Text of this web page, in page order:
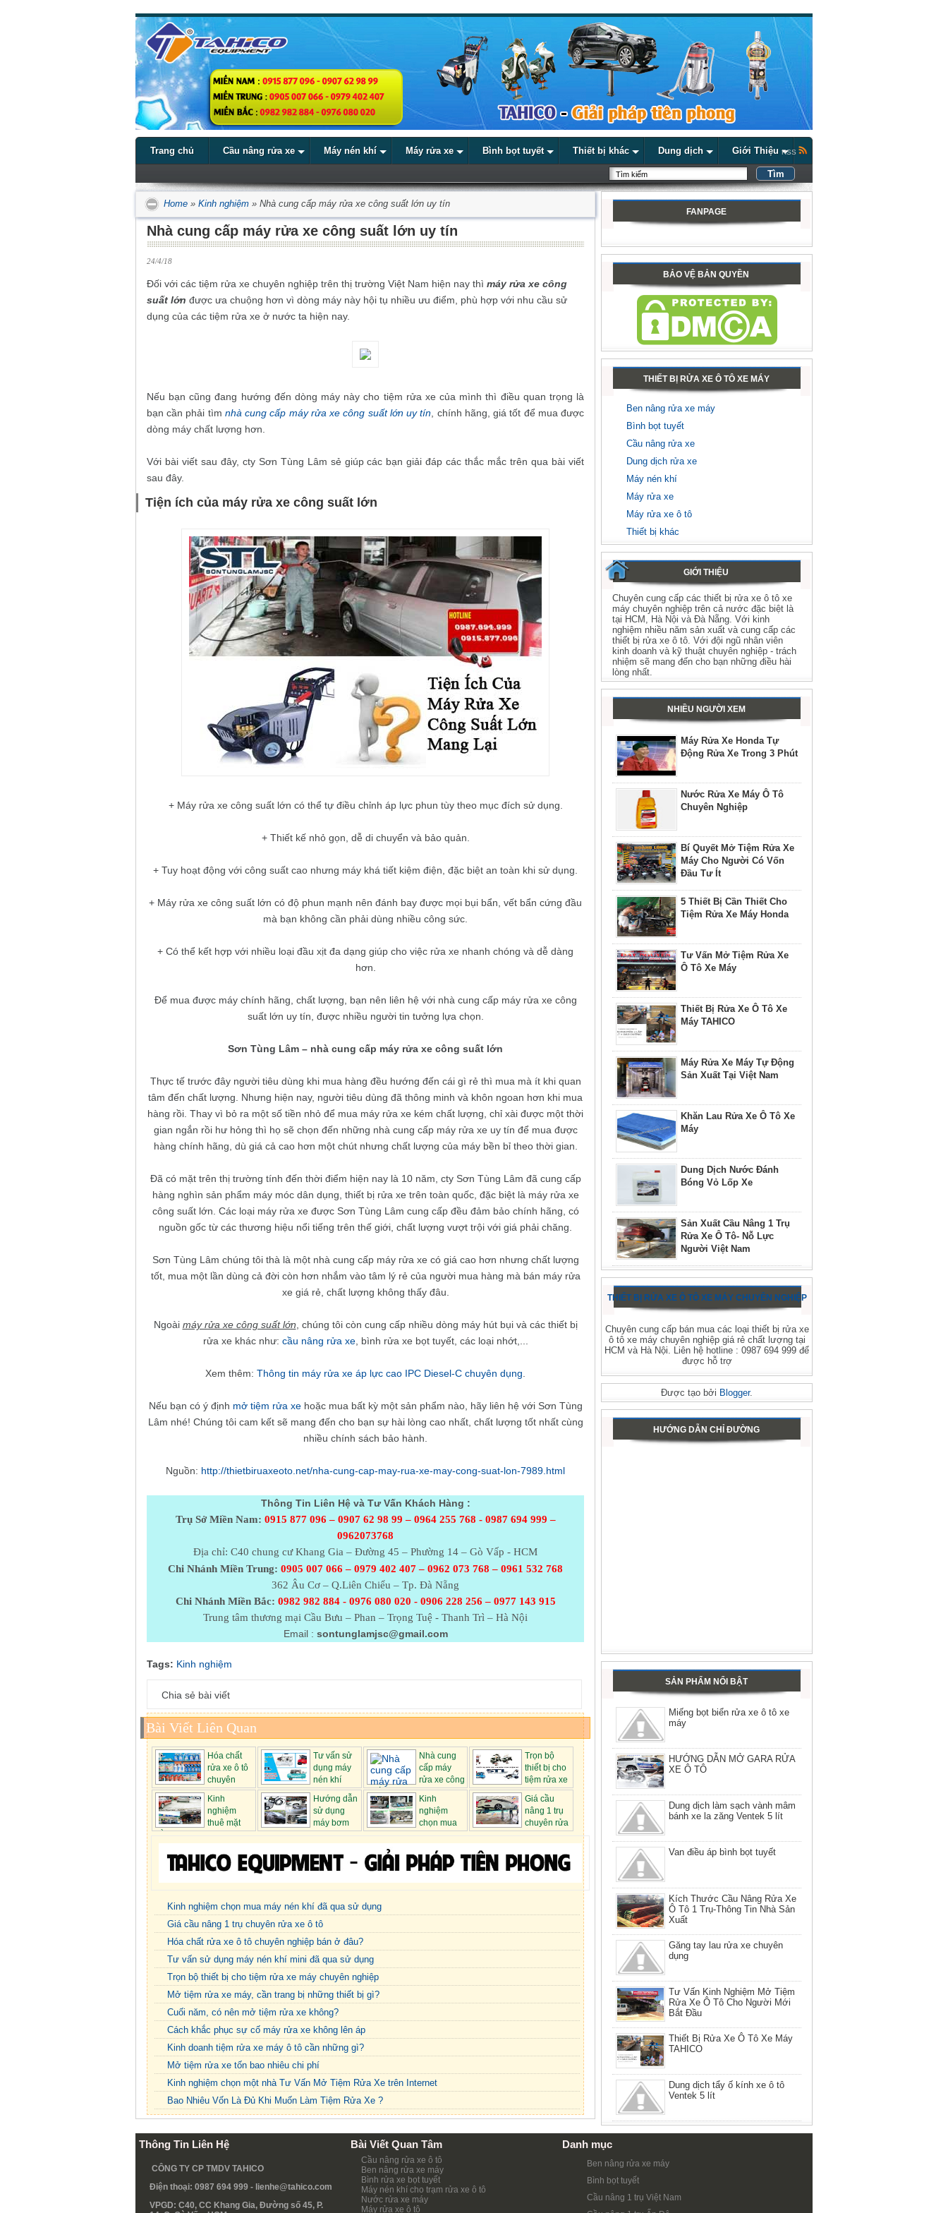
Trang chủ Cầu nâng rửa xe Máy nén khí Máy rửa xe Bình bọt tuyết Thiết bị khác Dung dịch Giới Thiệu RSS
Home » Kinh nghiệm » Nhà cung cấp máy rửa xe công suất lớn uy tín
Nhà cung cấp máy rửa xe công suất lớn uy tín
24/4/18
Đối với các tiệm rửa xe chuyên nghiệp trên thị trường Việt Nam hiện nay thì máy rửa xe công
suất lớn được ưa chuộng hơn vì dòng máy này hội tụ nhiều ưu điểm, phù hợp với nhu cầu sử
dụng của các tiệm rửa xe ở nước ta hiện nay.
Nếu bạn cũng đang hướng đến dòng máy này cho tiệm rửa xe của mình thì điều quan trọng là
bạn cần phải tìm nhà cung cấp máy rửa xe công suất lớn uy tín, chính hãng, giá tốt để mua được
dòng máy chất lượng hơn.
Với bài viết sau đây, cty Sơn Tùng Lâm sẻ giúp các bạn giải đáp các thắc mắc trên qua bài viết
sau đây.
Tiện ích của máy rửa xe công suất lớn
+ Máy rửa xe công suất lớn có thể tự điều chỉnh áp lực phun tùy theo mục đích sử dụng.
+ Thiết kế nhỏ gọn, dễ di chuyển và bảo quản.
+ Tuy hoạt động với công suất cao nhưng máy khá tiết kiệm điện, đặc biệt an toàn khi sử dụng.
+ Máy rửa xe công suất lớn có độ phun mạnh nên đánh bay được mọi bụi bẩn, vết bẩn cứng đầu
mà bạn không cần phải dùng nhiều công sức.
+ Có thể kết hợp với nhiều loại đầu xịt đa dạng giúp cho việc rửa xe nhanh chóng và dễ dàng
hơn.
Để mua được máy chính hãng, chất lượng, bạn nên liên hệ với nhà cung cấp máy rửa xe công
suất lớn uy tín, được nhiều người tin tưởng lựa chọn.
Sơn Tùng Lâm – nhà cung cấp máy rửa xe công suất lớn
Thực tế trước đây người tiêu dùng khi mua hàng đều hướng đến cái gì rẻ thì mua mà ít khi quan
tâm đến chất lượng. Nhưng hiện nay, người tiêu dùng đã thông minh và khôn ngoan hơn khi mua
hàng rồi. Thay vì bỏ ra một số tiền nhỏ để mua máy rửa xe kém chất lượng, chỉ xài được một thời
gian ngắn rồi hư hỏng thì họ sẽ chọn đến những nhà cung cấp máy rửa xe uy tín để mua được
hàng chính hãng, dù giá cả cao hơn một chút nhưng chất lượng của máy bền bỉ theo thời gian.
Đã có mặt trên thị trường tính đến thời điểm hiện nay là 10 năm, cty Sơn Tùng Lâm đã cung cấp
hàng nghìn sản phẩm máy móc dân dụng, thiết bị rửa xe trên toàn quốc, đặc biệt là máy rửa xe
công suất lớn. Các loại máy rửa xe được Sơn Tùng Lâm cung cấp đều đảm bảo chính hãng, có
nguồn gốc từ các thương hiệu nổi tiếng trên thế giới, chất lượng vượt trội với giá phải chăng.
Sơn Tùng Lâm chúng tôi thà là một nhà cung cấp máy rửa xe có giá cao hơn nhưng chất lượng
tốt, mua một lần dùng cả đời còn hơn nhắm vào tâm lý rẻ của người mua hàng mà bán máy rửa
xe giá rẻ, chất lượng không thấy đâu.
Ngoài máy rửa xe công suất lớn, chúng tôi còn cung cấp nhiều dòng máy hút bụi và các thiết bị
rửa xe khác như: cầu nâng rửa xe, bình rửa xe bọt tuyết, các loại nhớt,...
Xem thêm: Thông tin máy rửa xe áp lực cao IPC Diesel-C chuyên dụng.
Nếu bạn có ý định mở tiệm rửa xehoặc mua bất kỳ một sản phẩm nào, hãy liên hệ với Sơn Tùng
Lâm nhé! Chúng tôi cam kết sẽ mang đến cho bạn sự hài lòng cao nhất, chất lượng tốt nhất cùng
nhiều chính sách bảo hành.
Nguồn: http://thietbiruaxeoto.net/nha-cung-cap-may-rua-xe-may-cong-suat-lon-7989.html
Thông Tin Liên Hệ và Tư Vấn Khách Hàng :
Trụ Sở Miền Nam: 0915 877 096 – 0907 62 98 99 – 0964 255 768 - 0987 694 999 –
0962073768
Địa chỉ: C40 chung cư Khang Gia – Đường 45 – Phường 14 – Gò Vấp - HCM
Chi Nhánh Miền Trung: 0905 007 066 – 0979 402 407 – 0962 073 768 – 0961 532 768
362 Âu Cơ – Q.Liên Chiểu – Tp. Đà Nẵng
Chi Nhánh Miền Bắc: 0982 982 884 - 0976 080 020 - 0906 228 256 – 0977 143 915
Trung tâm thương mại Cầu Bưu – Phan – Trọng Tuệ - Thanh Trì – Hà Nội
Email : sontunglamjsc@gmail.com
Tags: Kinh nghiệm
Chia sẻ bài viết
Bài Viết Liên Quan
Hóa chất
rửa xe ô tô
chuyên
nghiệp...
Tư vấn sử
dụng máy
nén khí
min...
Nhà cung
cấp máy
rửa xe công
suất l...
Trọn bộ
thiết bị cho
tiệm rửa xe
má...
Kinh
nghiệm
thuê mặt
Hướng dẫn
sử dụng
máy bơm
Kinh
nghiệm
chọn mua
Giá cầu
nâng 1 trụ
chuyên rửa
Kinh nghiệm chọn mua máy nén khí đã qua sử dụng
Giá cầu nâng 1 trụ chuyên rửa xe ô tô
Hóa chất rửa xe ô tô chuyên nghiệp bán ở đâu?
Tư vấn sử dụng máy nén khí mini đã qua sử dụng
Trọn bộ thiết bị cho tiệm rửa xe máy chuyên nghiệp
Mở tiệm rửa xe máy, cần trang bị những thiết bị gì?
Cuối năm, có nên mở tiệm rửa xe không?
Cách khắc phục sự cố máy rửa xe không lên áp
Kinh doanh tiệm rửa xe máy ô tô cần những gì?
Mở tiệm rửa xe tốn bao nhiêu chi phí
Kinh nghiệm chọn một nhà Tư Vấn Mở Tiệm Rửa Xe trên Internet
Bao Nhiêu Vốn Là Đủ Khi Muốn Làm Tiệm Rửa Xe ?
FANPAGE
BẢO VỆ BẢN QUYỀN
THIẾT BỊ RỬA XE Ô TÔ XE MÁY
Ben nâng rửa xe máy
Bình bọt tuyết
Cầu nâng rửa xe
Dung dịch rửa xe
Máy nén khí
Máy rửa xe
Máy rửa xe ô tô
Thiết bị khác
GIỚI THIỆU
Chuyên cung cấp các thiết bị rửa xe ô tô xe
máy chuyên nghiệp trên cả nước đặc biệt là
tại HCM, Hà Nội và Đà Nẵng. Với kinh
nghiệm nhiều năm sản xuất và cung cấp các
thiết bị rửa xe ô tô. Với đội ngũ nhân viên
kinh doanh và kỹ thuật chuyên nghiệp - trách
nhiệm sẽ mang đến cho bạn những điều hài
lòng nhất.
NHIỀU NGƯỜI XEM
Máy Rửa Xe Honda Tự
Động Rửa Xe Trong 3 Phút
Nước Rửa Xe Máy Ô Tô
Chuyên Nghiệp
Bí Quyết Mở Tiệm Rửa Xe
Máy Cho Người Có Vốn
Đầu Tư Ít
5 Thiết Bị Cần Thiết Cho
Tiệm Rửa Xe Máy Honda
Tư Vấn Mở Tiệm Rửa Xe
Ô Tô Xe Máy
Thiết Bị Rửa Xe Ô Tô Xe
Máy TAHICO
Máy Rửa Xe Máy Tự Động
Sản Xuất Tại Việt Nam
Khăn Lau Rửa Xe Ô Tô Xe
Máy
Dung Dịch Nước Đánh
Bóng Vỏ Lốp Xe
Sản Xuất Cầu Nâng 1 Trụ
Rửa Xe Ô Tô- Nỗ Lực
Người Việt Nam
THIẾT BỊ RỬA XE Ô TÔ XE MÁY CHUYÊN NGHIỆP
Chuyên cung cấp bán mua các loại thiết bị rửa xe
ô tô xe máy chuyên nghiệp giá rẻ chất lượng tại
HCM và Hà Nội. Liên hệ hotline : 0987 694 999 để
được hỗ trợ
Được tạo bởi Blogger.
HƯỚNG DẪN CHỈ ĐƯỜNG
SẢN PHẨM NỔI BẬT
Miếng bọt biển rửa xe ô tô xe
máy
HƯỚNG DẪN MỞ GARA RỬA
XE Ô TÔ
Dung dịch làm sạch vành mâm
bánh xe la zăng Ventek 5 lít
Van điều áp bình bọt tuyết
Kích Thước Cầu Nâng Rửa Xe
Ô Tô 1 Trụ-Thông Tin Nhà Sản
Xuất
Găng tay lau rửa xe chuyên
dụng
Tư Vấn Kinh Nghiệm Mở Tiệm
Rửa Xe Ô Tô Cho Người Mới
Bắt Đầu
Thiết Bị Rửa Xe Ô Tô Xe Máy
TAHICO
Dung dịch tẩy ố kính xe ô tô
Ventek 5 lít
Thông Tin Liên Hệ
CÔNG TY CP TMDV TAHICO
Điện thoại: 0987 694 999 - lienhe@tahico.com
VPGD: C40, CC Khang Gia, Đường số 45, P.
Bài Viết Quan Tâm
Cầu nâng rửa xe ô tô
Ben nâng rửa xe máy
Bình rửa xe bọt tuyết
Máy nén khí cho trạm rửa xe ô tô
Nước rửa xe máy
Máy rửa xe ô tô
Danh mục
Ben nâng rửa xe máy
Bình bọt tuyết
Cầu nâng 1 trụ Việt Nam